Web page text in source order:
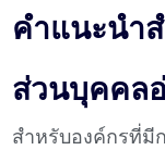
คำแนะนำ
ส่วนบุคคล
สำหรับองค์กรที่มี